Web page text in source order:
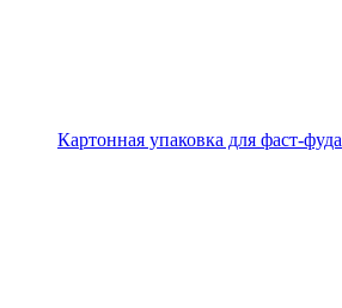
Картонная упаковка для фаст-фуда